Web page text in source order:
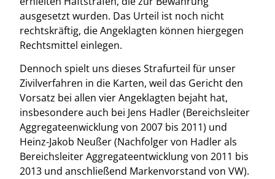
ausgesetzt wurden. Das Urteil ist noch nicht
rechtskräftig, die Angeklagten können hiergegen
Rechtsmittel einlegen.
Dennoch spielt uns dieses Strafurteil für unser
Zivilverfahren in die Karten, weil das Gericht den
Vorsatz bei allen vier Angeklagten bejaht hat,
insbesondere auch bei Jens Hadler (Bereichsleiter
Aggregateenwicklung von 2007 bis 2011) und
Heinz-Jakob Neußer (Nachfolger von Hadler als
Bereichsleiter Aggregateentwicklung von 2011 bis
2013 und anschließend Markenvorstand von VW).